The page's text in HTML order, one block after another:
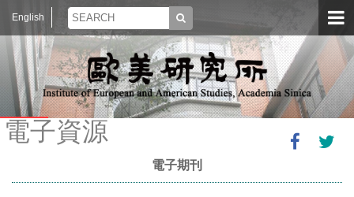
English
電子資源
電子期刊